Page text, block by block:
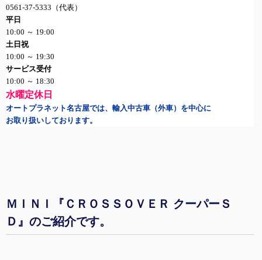
0561-37-5333 （代表）
平日
10:00 ～ 19:00
土日祝
10:00 ～ 19:30
サービス受付
10:00 ～ 18:30
水曜定休日
オートプラネット名古屋では、輸入中古車（外車）を中心に
お取り扱いしております。
ＭＩＮＩ『ＣＲＯＳＳＯＶＥＲ クーパーＳ
Ｄ』のご紹介です。